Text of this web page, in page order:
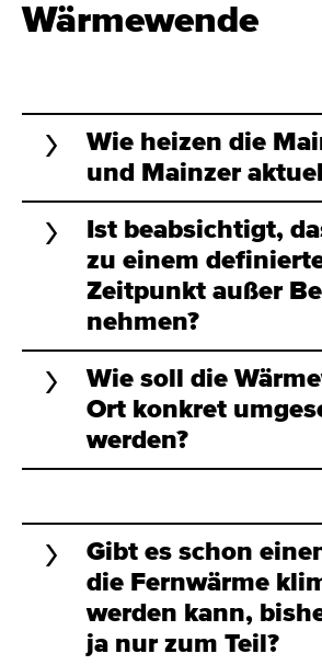
Wärmewende
Wie heizen die
und Mainzer
Ist beabsichtigt,
zu einem
Zeitpunkt außer
nehmen?
Wie soll die
Ort konkret
werden?
Gibt es schon
die Fernwärme
werden kann,
ja nur zum Teil?